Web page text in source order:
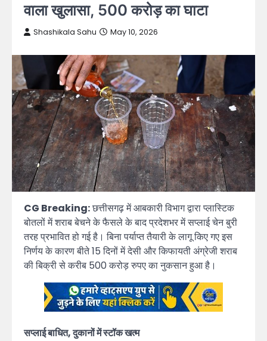
वाला खुलासा, 500 करोड़ का घाटा
Shashikala Sahu May 10, 2026
CG Breaking:छत्तीसगढ़ में आबकारी विभाग द्वारा प्लास्टिक
बोतलों में शराब बेचने के फैसले के बाद प्रदेशभर में सप्लाई चेन बुरी
तरह प्रभावित हो गई है। बिना पर्याप्त तैयारी के लागू किए गए इस
निर्णय के कारण बीते 15 दिनों में देसी और किफायती अंग्रेजी शराब
की बिक्री से करीब 500 करोड़ रुपए का नुकसान हुआ है।
सप्लाई बाधित, दुकानों में स्टॉक खत्म